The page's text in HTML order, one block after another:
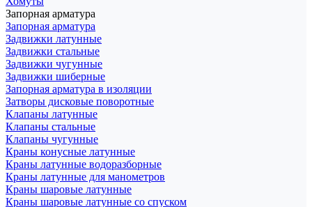
Запорная арматура
Запорная арматура
Задвижки латунные
Задвижки стальные
Задвижки чугунные
Задвижки шиберные
Запорная арматура в изоляции
Затворы дисковые поворотные
Клапаны латунные
Клапаны стальные
Клапаны чугунные
Краны конусные латунные
Краны латунные водоразборные
Краны латунные для манометров
Краны шаровые латунные
Краны шаровые латунные со спуском